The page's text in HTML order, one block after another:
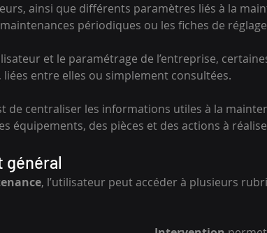
ainsi que différents paramètres liés à la
périodiques ou les fiches de
et le paramétrage de l’entreprise,
entre elles ou simplement consultées.
de centraliser les informations utiles à la
équipements, des pièces et des actions à
général
, l’utilisateur peut accéder à plusieurs